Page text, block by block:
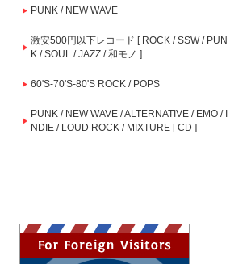
PUNK / NEW WAVE
激安500円以下レコード [ ROCK / SSW / PUN
K / SOUL / JAZZ / 和モノ ]
60'S-70'S-80'S ROCK / POPS
PUNK / NEW WAVE / ALTERNATIVE / EMO / I
NDIE / LOUD ROCK / MIXTURE [ CD ]